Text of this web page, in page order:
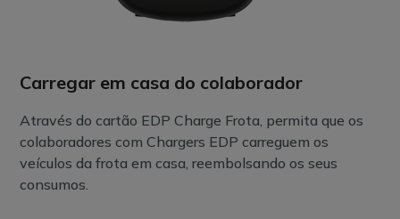
Carregar em casa do colaborador
Através do cartão EDP Charge Frota, permita que os
colaboradores com Chargers EDP carreguem os
veículos da frota em casa, reembolsando os seus
consumos.